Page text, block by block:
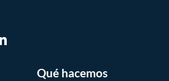
Qué hacemos